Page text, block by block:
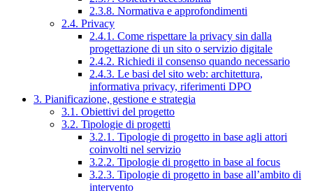
2.3.8. Normativa e approfondimenti
2.4. Privacy
2.4.1. Come rispettare la privacy sin dalla
progettazione di un sito o servizio digitale
2.4.2. Richiedi il consenso quando necessario
2.4.3. Le basi del sito web: architettura,
informativa privacy, riferimenti DPO
3. Pianificazione, gestione e strategia
3.1. Obiettivi del progetto
3.2. Tipologie di progetti
3.2.1. Tipologie di progetto in base agli attori
coinvolti nel servizio
3.2.2. Tipologie di progetto in base al focus
3.2.3. Tipologie di progetto in base all’ambito di
intervento